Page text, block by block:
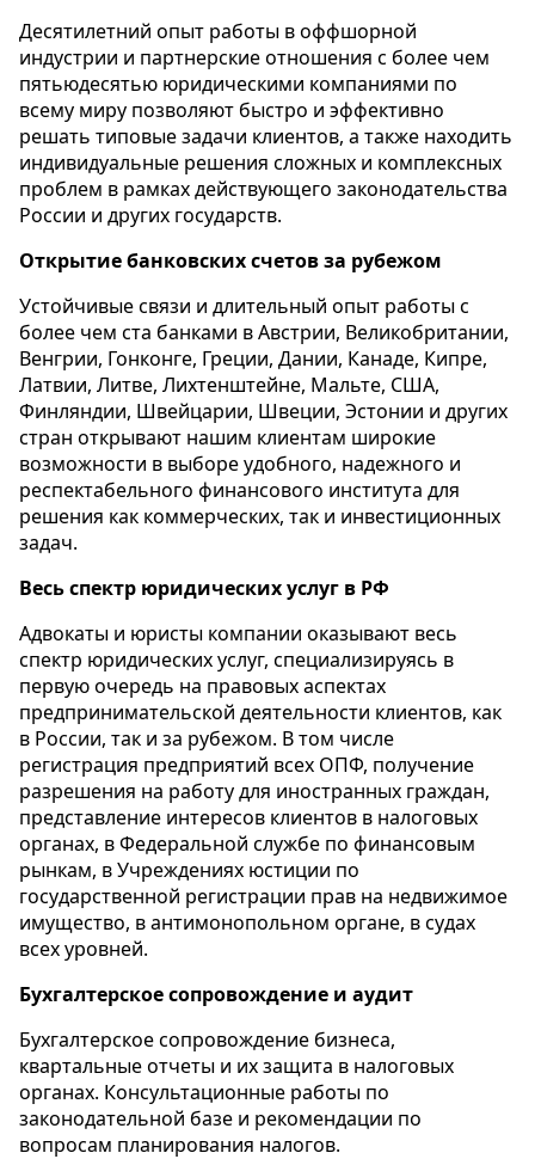
Десятилетний опыт работы в оффшорной
индустрии и партнерские отношения с более чем
пятьюдесятью юридическими компаниями по
всему миру позволяют быстро и эффективно
решать типовые задачи клиентов, а также находить
индивидуальные решения сложных и комплексных
проблем в рамках действующего законодательства
России и других государств.
Открытие банковских счетов за рубежом
Устойчивые связи и длительный опыт работы с
более чем ста банками в Австрии, Великобритании,
Венгрии, Гонконге, Греции, Дании, Канаде, Кипре,
Латвии, Литве, Лихтенштейне, Мальте, США,
Финляндии, Швейцарии, Швеции, Эстонии и других
стран открывают нашим клиентам широкие
возможности в выборе удобного, надежного и
респектабельного финансового института для
решения как коммерческих, так и инвестиционных
задач.
Весь спектр юридических услуг в РФ
Адвокаты и юристы компании оказывают весь
спектр юридических услуг, специализируясь в
первую очередь на правовых аспектах
предпринимательской деятельности клиентов, как
в России, так и за рубежом. В том числе
регистрация предприятий всех ОПФ, получение
разрешения на работу для иностранных граждан,
представление интересов клиентов в налоговых
органах, в Федеральной службе по финансовым
рынкам, в Учреждениях юстиции по
государственной регистрации прав на недвижимое
имущество, в антимонопольном органе, в судах
всех уровней.
Бухгалтерское сопровождение и аудит
Бухгалтерское сопровождение бизнеса,
квартальные отчеты и их защита в налоговых
органах. Консультационные работы по
законодательной базе и рекомендации по
вопросам планирования налогов.